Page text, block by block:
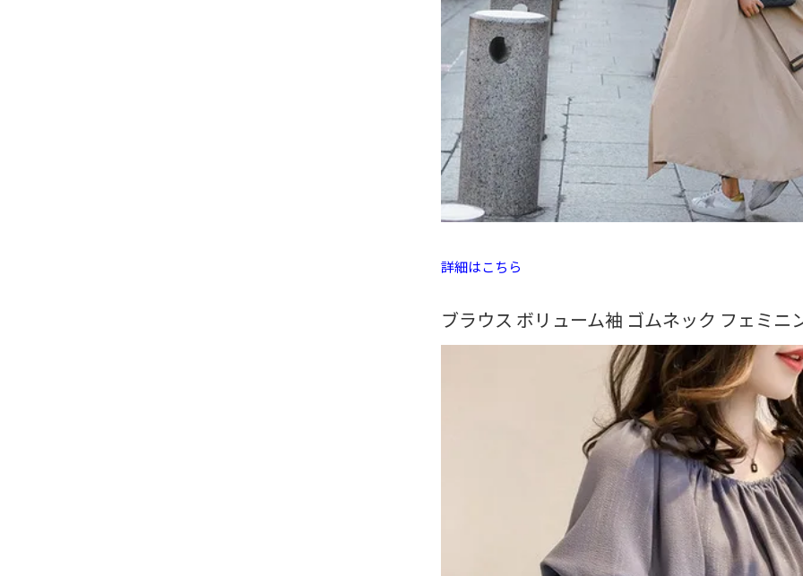
詳細はこちら
ブラウス ボリューム袖 ゴムネック フェミ